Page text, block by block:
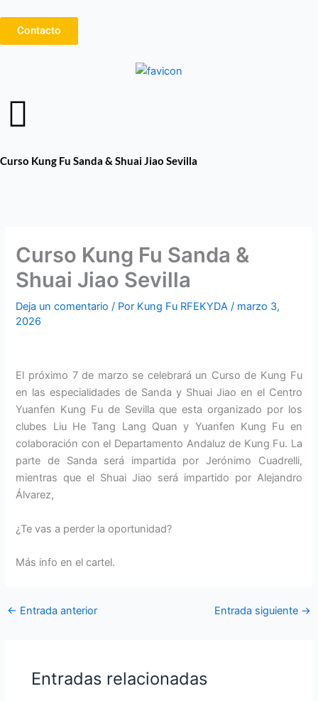
contenido
Contacto
Curso Kung Fu Sanda & Shuai Jiao Sevilla
Curso Kung Fu Sanda &
Shuai Jiao Sevilla
Deja un comentario / Por Kung Fu RFEKYDA/ marzo 3,
2026
El próximo 7 de marzo se celebrará un Curso de Kung Fu
en las especialidades de Sanda y Shuai Jiao en el Centro
Yuanfen Kung Fu de Sevilla que esta organizado por los
clubes Liu He Tang Lang Quan y Yuanfen Kung Fu en
colaboración con el Departamento Andaluz de Kung Fu. La
parte de Sanda será impartida por Jerónimo Cuadrelli,
mientras que el Shuai Jiao será impartido por Alejandro
Álvarez,
¿Te vas a perder la oportunidad?
Más info en el cartel.
← Entrada anterior Entrada siguiente →
Entradas relacionadas